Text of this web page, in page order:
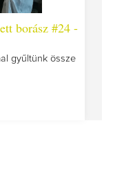
borász #24 -
gyűltünk össze